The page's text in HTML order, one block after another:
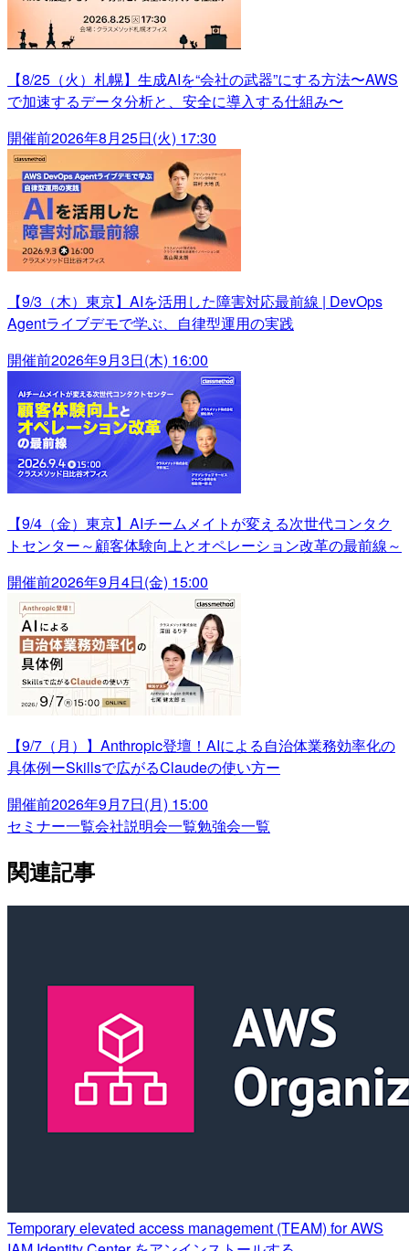
【8/25（火）札幌】生成AIを“会社の武器”にする方法〜AWS
で加速するデータ分析と、安全に導入する仕組み〜
開催前2026年8月25日(火) 17:30
【9/3（木）東京】AIを活用した障害対応最前線 | DevOps
Agentライブデモで学ぶ、自律型運用の実践
開催前2026年9月3日(木) 16:00
【9/4（金）東京】AIチームメイトが変える次世代コンタク
トセンター～顧客体験向上とオペレーション改革の最前線～
開催前2026年9月4日(金) 15:00
【9/7（月）】Anthropic登壇！AIによる自治体業務効率化の
具体例ーSkillsで広がるClaudeの使い方ー
開催前2026年9月7日(月) 15:00
セミナー一覧会社説明会一覧勉強会一覧
関連記事
Temporary elevated access management (TEAM) for AWS